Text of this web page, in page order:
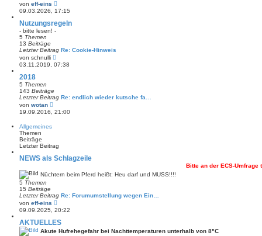
von eff-eins
e
u
e
s
B
i
09.03.2026, 17:15
Nutzungsregeln
- bitte lesen! -
5 Themen
13 Beiträge
Letzter Beitrag Re: Cookie-Hinweis
von schnulli
e
u
r
e
g
03.11.2019, 07:38
2018
5 Themen
143 Beiträge
Letzter Beitrag Re: endlich wieder kutsche fa…
von wotan
e
u
r
B
e
t
19.09.2016, 21:00
Allgemeines
Themen
Beiträge
Letzter Beitrag
NEWS als Schlagzeile
Bitte an der ECS-Umfrage
Nüchtern beim Pferd heißt: Heu darf und MUSS!!!!
5 Themen
15 Beiträge
Letzter Beitrag Re: Forumumstellung wegen Ein…
von eff-eins
e
u
e
s
09.09.2025, 20:22
AKTUELLES
Akute Hufrehegefahr bei Nachttemperaturen unterhalb von 8"C